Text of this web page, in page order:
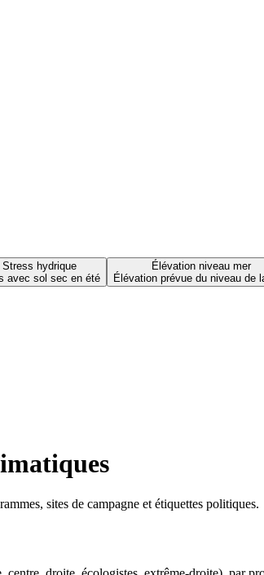
Stress hydrique
avec sol sec en été
Élévation niveau mer
Élévation prévue du niveau de
sites de campagne et étiquettes politiques.